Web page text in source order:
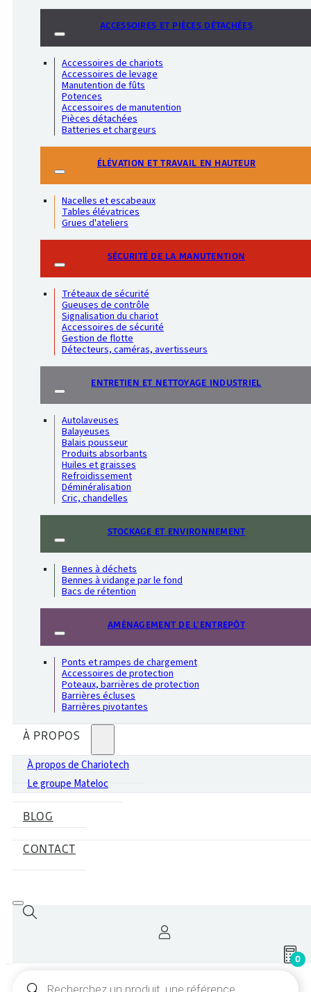
ACCESSOIRES ET PIÈCES DÉTACHÉES
Accessoires de chariots
Accessoires de levage
Manutention de fûts
Potences
Accessoires de manutention
Pièces détachées
Batteries et chargeurs
ÉLÉVATION ET TRAVAIL EN HAUTEUR
Nacelles et escabeaux
Tables élévatrices
Grues d'ateliers
SÉCURITÉ DE LA MANUTENTION
Tréteaux de sécurité
Gueuses de contrôle
Signalisation du chariot
Accessoires de sécurité
Gestion de flotte
Détecteurs, caméras, avertisseurs
ENTRETIEN ET NETTOYAGE INDUSTRIEL
Autolaveuses
Balayeuses
Balais pousseur
Produits absorbants
Huiles et graisses
Refroidissement
Déminéralisation
Cric, chandelles
STOCKAGE ET ENVIRONNEMENT
Bennes à déchets
Bennes à vidange par le fond
Bacs de rétention
AMÉNAGEMENT DE L'ENTREPÔT
Ponts et rampes de chargement
Accessoires de protection
Poteaux, barrières de protection
Barrières écluses
Barrières pivotantes
À PROPOS
À propos de Chariotech
Le groupe Mateloc
BLOG
CONTACT
0